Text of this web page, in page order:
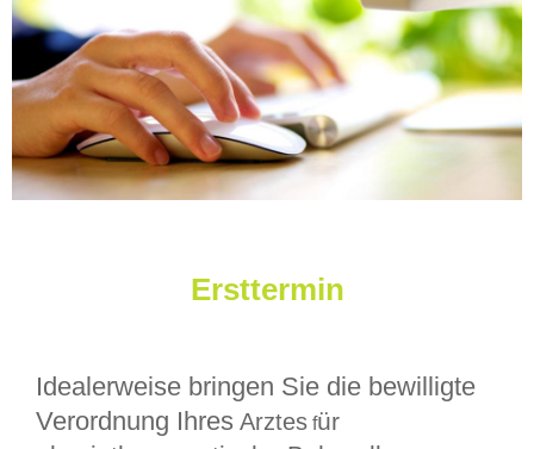
Ersttermin
Idealerweise bringen Sie die bewilligte
Verordnung Ihres Arztes für